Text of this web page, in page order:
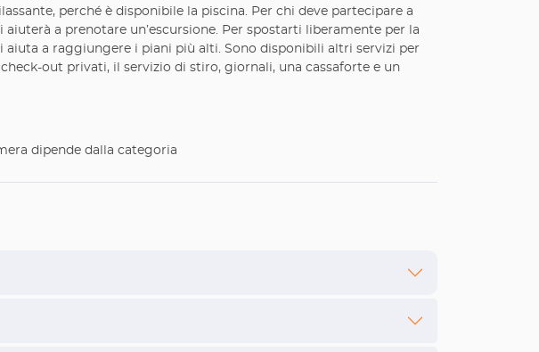
perché è disponibile la piscina. Per chi deve partecipare a
a prenotare un’escursione. Per spostarti liberamente per la
aiuta a raggiungere i piani più alti. Sono disponibili altri servizi per
out privati, il servizio di stiro, giornali, una cassaforte e un
dipende dalla categoria